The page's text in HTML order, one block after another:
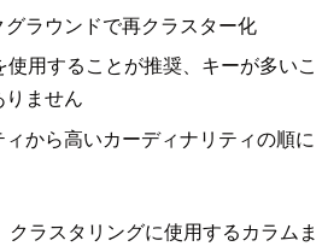
ラウンドで再クラスター化
用することが推奨、キーが多いこ
ません
から高いカーディナリティの順に
ラスタリングに使用するカラムま